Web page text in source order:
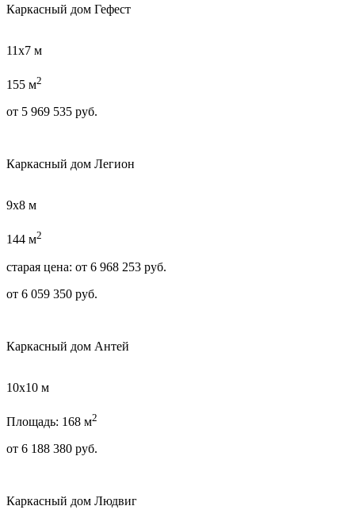
Каркасный дом Гефест
11х7 м
155 м2
от 5 969 535 руб.
Каркасный дом Легион
9х8 м
144 м2
старая цена: от 6 968 253 руб.
от 6 059 350 руб.
Каркасный дом Антей
10х10 м
Площадь: 168 м2
от 6 188 380 руб.
Каркасный дом Людвиг